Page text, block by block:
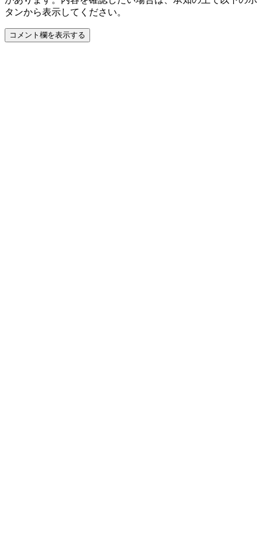
タンから表示してください。
コメント欄を表示する